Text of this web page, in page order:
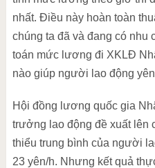
nhất. Điều này hoàn toàn
chúng ta đã và đang có nhu
toán mức lương đi XKLĐ
nào giúp người lao động
Hội đồng lương quốc gia
trưởng lao động đề xuất lên
thiểu trung bình của người
23 yên/h. Nhưng kết quả